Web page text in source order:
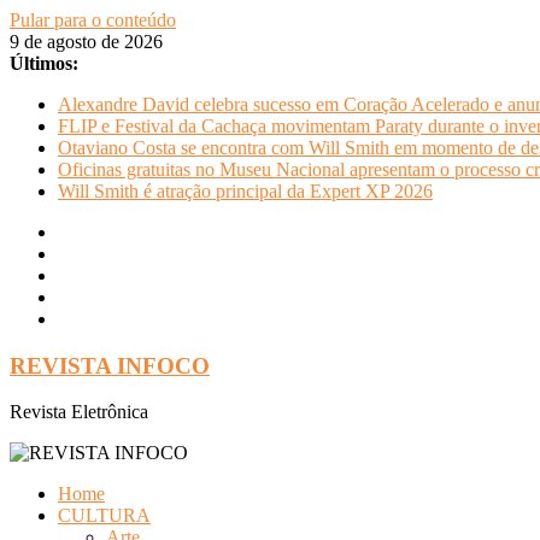
Pular para o conteúdo
9 de agosto de 2026
Últimos:
Alexandre David celebra sucesso em Coração Acelerado e
FLIP e Festival da Cachaça movimentam Paraty durante o
Otaviano Costa se encontra com Will Smith em momento de
Oficinas gratuitas no Museu Nacional apresentam o processo
Will Smith é atração principal da Expert XP 2026
REVISTA INFOCO
Revista Eletrônica
Home
CULTURA